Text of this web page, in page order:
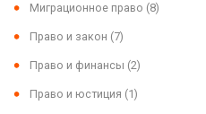
Миграционное право (8)
Право и закон (7)
Право и финансы (2)
Право и юстиция (1)